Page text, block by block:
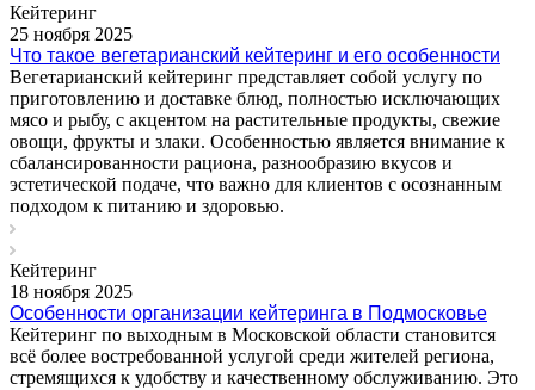
Кейтеринг
25 ноября 2025
Что такое вегетарианский кейтеринг и его особенности
Вегетарианский кейтеринг представляет собой услугу по
приготовлению и доставке блюд, полностью исключающих
мясо и рыбу, с акцентом на растительные продукты, свежие
овощи, фрукты и злаки. Особенностью является внимание к
сбалансированности рациона, разнообразию вкусов и
эстетической подаче, что важно для клиентов с осознанным
подходом к питанию и здоровью.
Кейтеринг
18 ноября 2025
Особенности организации кейтеринга в Подмосковье
Кейтеринг по выходным в Московской области становится
всё более востребованной услугой среди жителей региона,
стремящихся к удобству и качественному обслуживанию. Это